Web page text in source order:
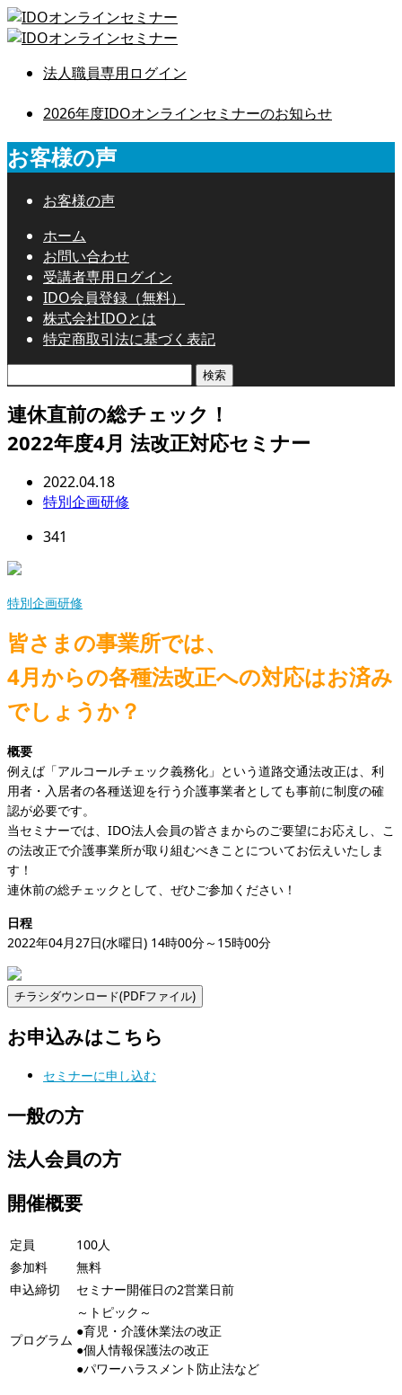
法人職員専用ログイン
2026年度IDOオンラインセミナーのお知らせ
お客様の声
お客様の声
ホーム
お問い合わせ
受講者専用ログイン
IDO会員登録（無料）
株式会社IDOとは
特定商取引法に基づく表記
連休直前の総チェック！
2022年度4月 法改正対応セミナー
2022.04.18
特別企画研修
341
特別企画研修
皆さまの事業所では、
4月からの各種法改正への対応はお済み
でしょうか？
概要
例えば「アルコールチェック義務化」という道路交通法改正は、利
用者・入居者の各種送迎を行う介護事業者としても事前に制度の確
認が必要です。
当セミナーでは、IDO法人会員の皆さまからのご要望にお応えし、こ
の法改正で介護事業所が取り組むべきことについてお伝えいたしま
す！
連休前の総チェックとして、ぜひご参加ください！
日程
2022年04月27日(水曜日) 14時00分～15時00分
お申込みはこちら
セミナーに申し込む
一般の方
法人会員の方
開催概要
定員
100人
参加料
無料
申込締切
セミナー開催日の2営業日前
プログラム
～トピック～
●育児・介護休業法の改正
●個人情報保護法の改正
●パワーハラスメント防止法など